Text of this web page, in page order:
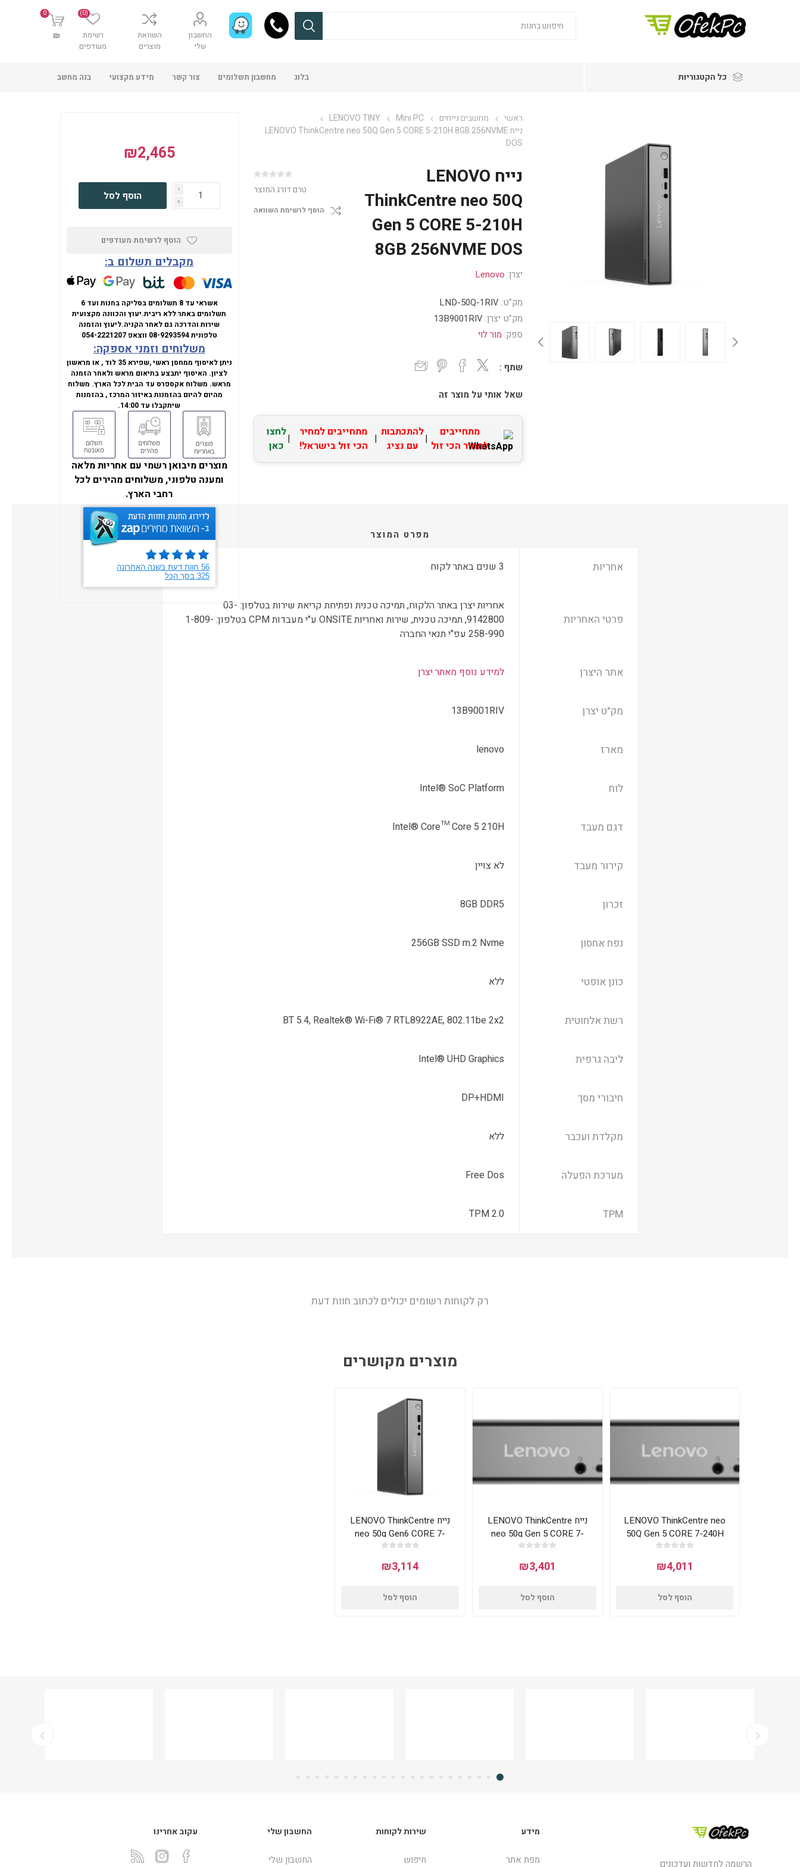
החשבון
שלי
השוואת
מוצרים
רשימת
מעודפים
(0)
0
₪
כל הקטגוריות בלוג מחשבון תשלומים צור קשר מידע מקצועי בנה מחשב
ראשי מחשבים נייחים Mini PC
LENOVO TINY
נייח LENOVO ThinkCentre neo 50Q Gen 5 CORE 5-210H 8GB 256NVME
DOS
נייח LENOVO
ThinkCentre neo 50Q
Gen 5 CORE 5-210H
8GB 256NVME DOS
יצרן: Lenovo
טרם דורג המוצר
הוסף לרשימת השוואה
מק"ט: LND-50Q-1RIV
מק"ט יצרן: 13B9001RIV
ספק: מור לוי
שתף :
שאל אותי על מוצר זה
מתחייבים
למחיר הכי זול |להתכתבות
עם נציג
| מתחייבים למחיר
הכי זול בישראל!
|לחצו
כאן
₪2,465
i
h הוסף לסל
הוסף לרשימת מעודפים
מקבלים תשלום ב:
אשראי עד 8 תשלומים בסליקה בחנות ועד 6
תשלומים באתר ללא ריבית.יעוץ והכוונה מקצועית
שירות והדרכה גם לאחר הקניה.ליעוץ והזמנה
טלפונית08-9293594 ווצאפ054-2221207
משלוחים וזמני אספקה:
ניתן לאיסוף ממחסן ראשי ,שפירא 35 לוד , או מראשון
לציון. האיסוף יתבצע בתיאום מראש ולאחר הזמנה
מראש. משלוח אקספרס עד הבית לכל הארץ. משלוח
מהיום להיום בהזמנות באיזור המרכז , בהזמנות
שיתקבלו עד 14:00.
מוצרים מיבואן רשמי עם אחריות מלאה
ומענה טלפוני, משלוחים מהירים לכל
רחבי הארץ.
מפרט המוצר
אחריות 3 שנים באתר לקוח
פרטי האחריות
אחריות יצרן באתר הלקוח, תמיכה טכנית ופתיחת קריאת שירות בטלפון: 03-
9142800, תמיכה טכנית, שירות ואחריות ONSITE ע"י מעבדות CPM בטלפון: 1-809-
258-990 עפ"י תנאי החברה
אתר היצרן למידע נוסף מאתר יצרן
מק"ט יצרן 13B9001RIV
מארז lenovo
לוח Intel® SoC Platform
דגם מעבד Intel® Core™ Core 5 210H
קירור מעבד לא צויין
זכרון 8GB DDR5
נפח אחסון 256GB SSD m.2 Nvme
כונן אופטי ללא
רשת אלחוטית BT 5.4, Realtek® Wi-Fi® 7 RTL8922AE, 802.11be 2x2
ליבה גרפית Intel® UHD Graphics
חיבורי מסך DP+HDMI
מקלדת ועכבר ללא
מערכת הפעלה Free Dos
TPM
TPM 2.0
רק לקוחות רשומים יכולים לכתוב חוות דעת
מוצרים מקושרים
LENOVO ThinkCentre neo
50Q Gen 5 CORE 7-240H
16GB 512NVME WIN11P
₪4,011
הוסף לסל
נייח LENOVO ThinkCentre
neo 50q Gen 5 CORE 7-
240H 16GB 512NVME DO
₪3,401
הוסף לסל
נייח LENOVO ThinkCentre
neo 50q Gen6 CORE 7-
256V 16GB 512NVME
DOS
₪3,114
הוסף לסל
הרשמה לחדשות ועדכונים
מידע
מפת אתר
שירות לקוחות
חיפוש
החשבון שלי
החשבון שלי
עקוב אחרינו